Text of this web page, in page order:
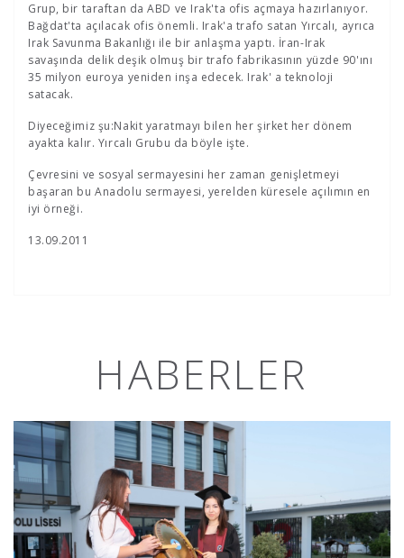
Grup, bir taraftan da ABD ve Irak'ta ofis açmaya hazırlanıyor.
Bağdat'ta açılacak ofis önemli. Irak'a trafo satan Yırcalı, ayrıca
Irak Savunma Bakanlığı ile bir anlaşma yaptı. İran-Irak
savaşında delik deşik olmuş bir trafo fabrikasının yüzde 90'ını
35 milyon euroya yeniden inşa edecek. Irak' a teknoloji
satacak.
Diyeceğimiz şu:Nakit yaratmayı bilen her şirket her dönem
ayakta kalır. Yırcalı Grubu da böyle işte.
Çevresini ve sosyal sermayesini her zaman genişletmeyi
başaran bu Anadolu sermayesi, yerelden küresele açılımın en
iyi örneği.
13.09.2011
HABERLER